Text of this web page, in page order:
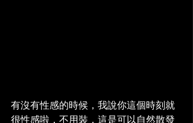
有沒有性感的時候，我說你這個時刻就
很性感啦，不用裝，這是可以自然散發